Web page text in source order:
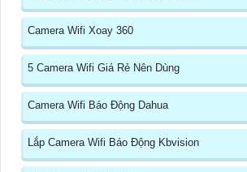
Camera Wifi Xoay 360
5 Camera Wifi Giá Rẻ Nên Dùng
Camera Wifi Báo Động Dahua
Lắp Camera Wifi Báo Động Kbvision